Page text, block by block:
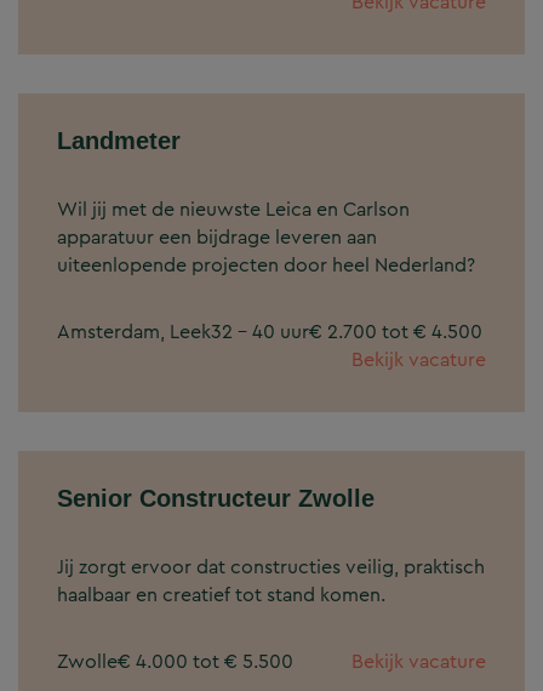
Landmeter
Wil jij met de nieuwste Leica en Carlson
apparatuur een bijdrage leveren aan
uiteenlopende projecten door heel Nederland?
Amsterdam, Leek32 - 40 uur€ 2.700 tot € 4.500
Bekijk vacature
Senior Constructeur Zwolle
Jij zorgt ervoor dat constructies veilig, praktisch
haalbaar en creatief tot stand komen.
Zwolle€ 4.000 tot € 5.500 Bekijk vacature